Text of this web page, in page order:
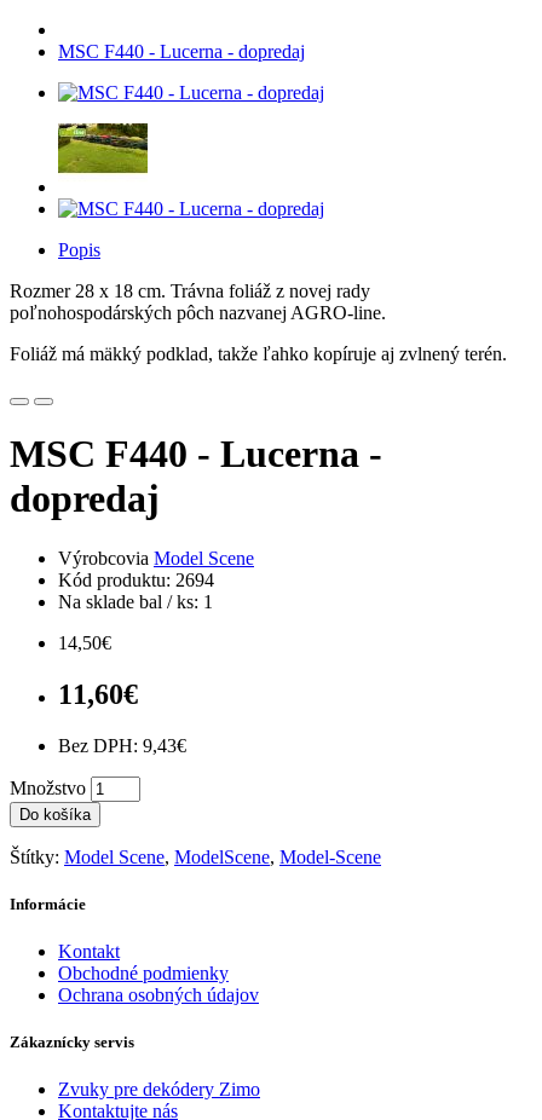
MSC F440 - Lucerna - dopredaj
Popis
Rozmer 28 x 18 cm. Trávna foliáž z novej rady
poľnohospodárských pôch nazvanej AGRO-line.
Foliáž má mäkký podklad, takže ľahko kopíruje aj zvlnený terén.
MSC F440 - Lucerna -
dopredaj
Výrobcovia Model Scene
Kód produktu: 2694
Na sklade bal / ks: 1
14,50€
11,60€
Bez DPH: 9,43€
Množstvo
Do košíka
Štítky: Model Scene, ModelScene, Model-Scene
Informácie
Kontakt
Obchodné podmienky
Ochrana osobných údajov
Zákaznícky servis
Zvuky pre dekódery Zimo
Kontaktujte nás